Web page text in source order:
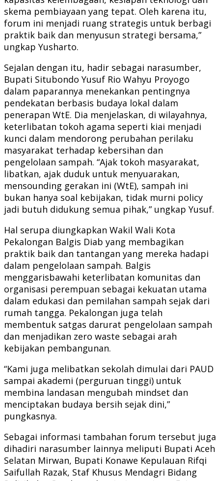
skema pembiayaan yang tepat. Oleh karena itu,
forum ini menjadi ruang strategis untuk berbagi
praktik baik dan menyusun strategi bersama,”
ungkap Yusharto.
Sejalan dengan itu, hadir sebagai narasumber,
Bupati Situbondo Yusuf Rio Wahyu Proyogo
dalam paparannya menekankan pentingnya
pendekatan berbasis budaya lokal dalam
penerapan WtE. Dia menjelaskan, di wilayahnya,
keterlibatan tokoh agama seperti kiai menjadi
kunci dalam mendorong perubahan perilaku
masyarakat terhadap kebersihan dan
pengelolaan sampah. “Ajak tokoh masyarakat,
libatkan, ajak duduk untuk menyuarakan,
mensounding gerakan ini (WtE), sampah ini
bukan hanya soal kebijakan, tidak murni policy
jadi butuh didukung semua pihak,” ungkap Yusuf.
Hal serupa diungkapkan Wakil Wali Kota
Pekalongan Balgis Diab yang membagikan
praktik baik dan tantangan yang mereka hadapi
dalam pengelolaan sampah. Balgis
menggarisbawahi keterlibatan komunitas dan
organisasi perempuan sebagai kekuatan utama
dalam edukasi dan pemilahan sampah sejak dari
rumah tangga. Pekalongan juga telah
membentuk satgas darurat pengelolaan sampah
dan menjadikan zero waste sebagai arah
kebijakan pembangunan.
“Kami juga melibatkan sekolah dimulai dari PAUD
sampai akademi (perguruan tinggi) untuk
membina landasan mengubah mindset dan
menciptakan budaya bersih sejak dini,”
pungkasnya.
Sebagai informasi tambahan forum tersebut juga
dihadiri narasumber lainnya meliputi Bupati Aceh
Selatan Mirwan, Bupati Konawe Kepulauan Rifqi
Saifullah Razak, Staf Khusus Mendagri Bidang